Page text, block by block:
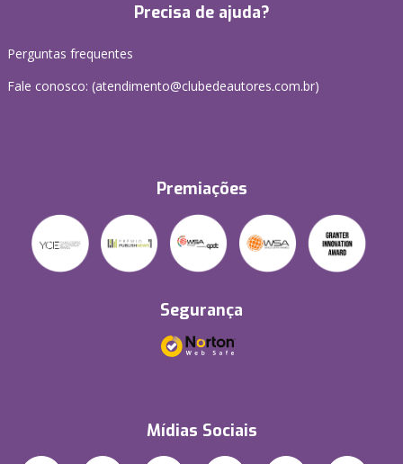
Precisa de ajuda?
Perguntas frequentes
Fale conosco: (atendimento@clubedeautores.com.br)
Premiações
Segurança
Mídias Sociais